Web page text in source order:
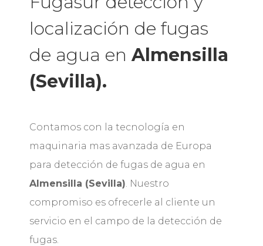
localización de fugas
de agua en Almensilla
(Sevilla).
Contamos con la tecnología en
maquinaria mas avanzada de Europa
para detección de fugas de agua en
Almensilla (Sevilla). Nuestro
compromiso es ofrecerle al cliente un
servicio en el campo de la detección de
fugas.